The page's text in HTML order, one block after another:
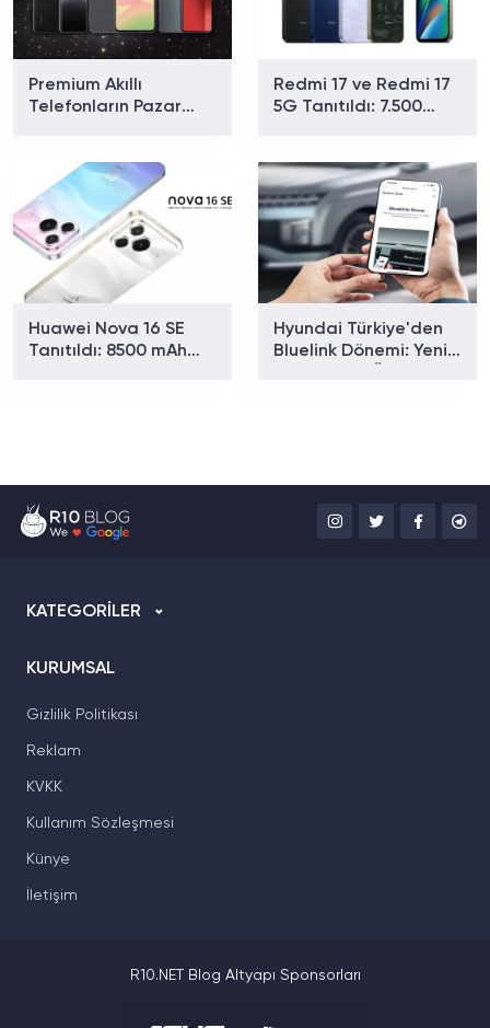
Premium Akıllı
Telefonların Pazar
Redmi 17 ve Redmi 17
5G Tanıtıldı: 7.500
Fiyat
Huawei Nova 16 SE
Tanıtıldı: 8500 mAh
Hyundai Türkiye'den
Bluelink Dönemi: Yeni
KATEGORİLER
KURUMSAL
Gizlilik Politikası
Reklam
KVKK
Kullanım Sözleşmesi
Künye
İletişim
R10.NET Blog Altyapı Sponsorları